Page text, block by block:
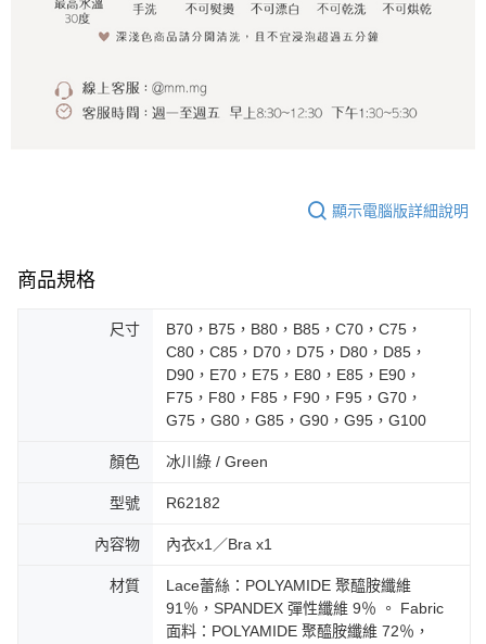
顯示電腦版詳細說明
商品規格
尺寸
B70，B75，B80，B85，C70，C75，
C80，C85，D70，D75，D80，D85，
D90，E70，E75，E80，E85，E90，
F75，F80，F85，F90，F95，G70，
G75，G80，G85，G90，G95，G100
顏色 冰川綠 / Green
型號 R62182
內容物 內衣x1／Bra x1
材質
Lace蕾絲：POLYAMIDE 聚醯胺纖維
91％，SPANDEX 彈性纖維 9％ 。 Fabric
面料：POLYAMIDE 聚醯胺纖維 72％，